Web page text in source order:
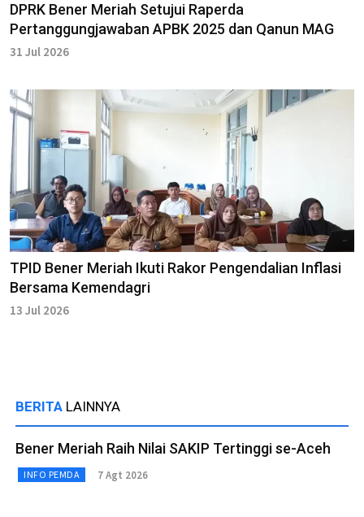
DPRK Bener Meriah Setujui Raperda
Pertanggungjawaban APBK 2025 dan Qanun MAG
31 Jul 2026
TPID Bener Meriah Ikuti Rakor Pengendalian Inflasi
Bersama Kemendagri
13 Jul 2026
BERITA LAINNYA
Bener Meriah Raih Nilai SAKIP Tertinggi se-Aceh
INFO PEMDA 7 Agt 2026